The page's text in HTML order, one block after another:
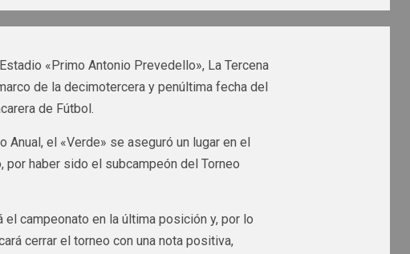
«Primo Antonio Prevedello», La Tercena
de la decimotercera y penúltima fecha del
de Fútbol.
el «Verde» se aseguró un lugar en el
por haber sido el subcampeón del Torneo
campeonato en la última posición y, por lo
cerrar el torneo con una nota positiva,